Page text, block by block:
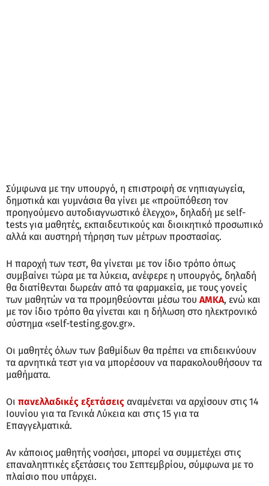
Σύμφωνα με την υπουργό, η επιστροφή σε νηπιαγωγεία,
δημοτικά και γυμνάσια θα γίνει με «προϋπόθεση τον
προηγούμενο αυτοδιαγνωστικό έλεγχο», δηλαδή με self-
tests για μαθητές, εκπαιδευτικούς και διοικητικό προσωπικό
αλλά και αυστηρή τήρηση των μέτρων προστασίας.
Η παροχή των τεστ, θα γίνεται με τον ίδιο τρόπο όπως
συμβαίνει τώρα με τα λύκεια, ανέφερε η υπουργός, δηλαδή
θα διατίθενται δωρεάν από τα φαρμακεία, με τους γονείς
των μαθητών να τα προμηθεύονται μέσω του ΑΜΚΑ, ενώ και
με τον ίδιο τρόπο θα γίνεται και η δήλωση στο ηλεκτρονικό
σύστημα «self-testing.gov.gr».
Oι μαθητές όλων των βαθμίδων θα πρέπει να επιδεικνύουν
τα αρνητικά τεστ για να μπορέσουν να παρακολουθήσουν τα
μαθήματα.
Oι πανελλαδικές εξετάσεις αναμένεται να αρχίσουν στις 14
Ιουνίου για τα Γενικά Λύκεια και στις 15 για τα
Επαγγελματικά.
Αν κάποιος μαθητής νοσήσει, μπορεί να συμμετέχει στις
επαναληπτικές εξετάσεις του Σεπτεμβρίου, σύμφωνα με το
πλαίσιο που υπάρχει.